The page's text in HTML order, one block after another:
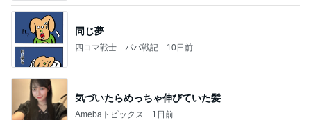
同じ夢
四コマ戦士 パパ戦記 10日前
気づいたらめっちゃ伸びていた髪
Amebaトピックス 1日前